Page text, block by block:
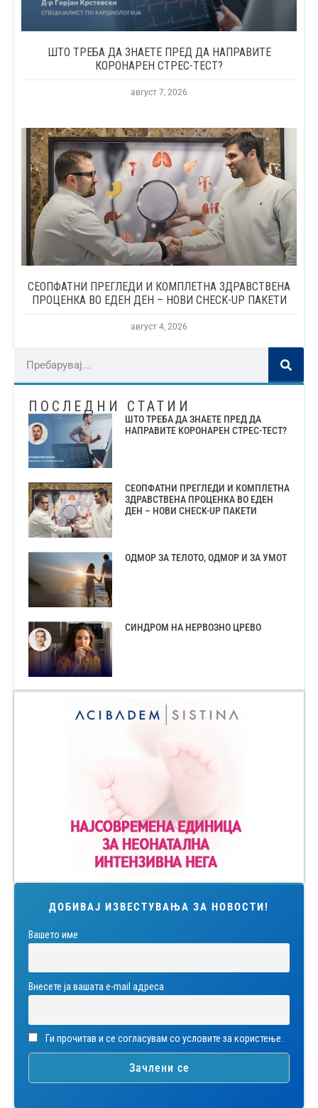
ШТО ТРЕБА ДА ЗНАЕТЕ ПРЕД ДА НАПРАВИТЕ
КОРОНАРЕН СТРЕС-ТЕСТ?
август 7, 2026
СЕОПФАТНИ ПРЕГЛЕДИ И КОМПЛЕТНА ЗДРАВСТВЕНА
ПРОЦЕНКА ВО ЕДЕН ДЕН – НОВИ CHECK-UP ПАКЕТИ
август 4, 2026
ПОСЛЕДНИ СТАТИИ
ШТО ТРЕБА ДА ЗНАЕТЕ ПРЕД ДА
НАПРАВИТЕ КОРОНАРЕН СТРЕС-ТЕСТ?
СЕОПФАТНИ ПРЕГЛЕДИ И КОМПЛЕТНА
ЗДРАВСТВЕНА ПРОЦЕНКА ВО ЕДЕН
ДЕН – НОВИ CHECK-UP ПАКЕТИ
ОДМОР ЗА ТЕЛОТО, ОДМОР И ЗА УМОТ
СИНДРОМ НА НЕРВОЗНО ЦРЕВО
ДОБИВАЈ ИЗВЕСТУВАЊА ЗА НОВОСТИ!
Вашето име
Внесете ја вашата е-mail адреса
Ги прочитав и се согласувам со условите за користење.